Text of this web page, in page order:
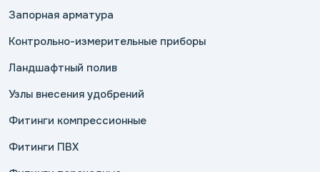
Запорная арматура
Контрольно-измерительные приборы
Ландшафтный полив
Узлы внесения удобрений
Фитинги компрессионные
Фитинги ПВХ